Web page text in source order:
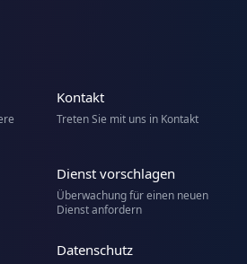
Kontakt
Treten Sie mit uns in Kontakt
Dienst vorschlagen
Überwachung für einen neuen
Dienst anfordern
Datenschutz